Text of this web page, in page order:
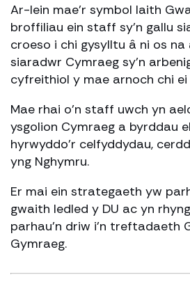
Ar-lein mae’r symbol Iaith
broffiliau ein staff sy’n gallu
croeso i chi gysylltu â ni os
siaradwr Cymraeg sy’n
cyfreithiol y mae arnoch chi ei
Mae rhai o’n staff uwch yn
ysgolion Cymraeg a byrddau
hyrwyddo’r celfyddydau,
yng Nghymru.
Er mai ein strategaeth yw
gwaith ledled y DU ac yn
parhau’n driw i’n treftadaeth
Gymraeg.